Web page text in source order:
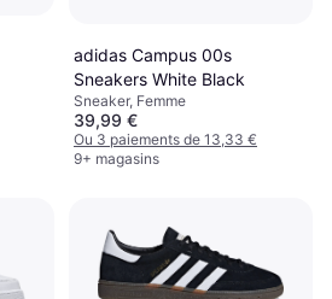
adidas Campus 00s
Sneakers White Black
Sneaker, Femme
39,99 €
Ou 3 paiements de 13,33 €
9+ magasins